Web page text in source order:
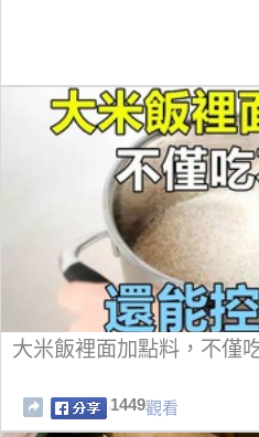
大米飯裡面加點料，不僅
1449觀看